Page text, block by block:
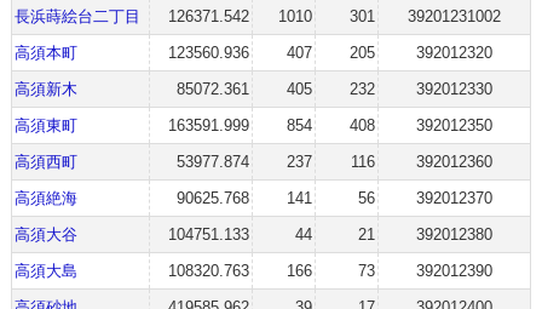
長浜蒔絵台二丁目
126371.542 1010 301
39201231002
高須本町
123560.936 407 205
392012320
高須新木
85072.361 405 232
392012330
高須東町
163591.999 854 408
392012350
高須西町
53977.874 237 116
392012360
高須絶海
90625.768 141 56
392012370
高須大谷
104751.133 44 21
392012380
高須大島
108320.763 166 73
392012390